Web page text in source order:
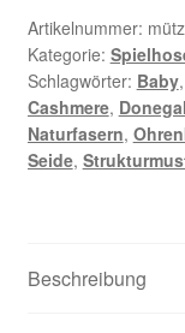
Artikelnummer:
Kategorie:
Schlagwörter: Baby,
Cashmere, Donegal
Naturfasern,
Seide,
Beschreibung